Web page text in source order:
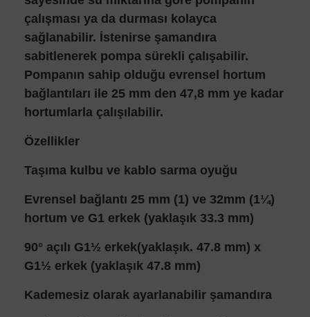
çalışması ya da durması kolayca
sağlanabilir. İstenirse şamandıra
sabitlenerek pompa sürekli çalışabilir.
Pompanın sahip olduğu evrensel hortum
bağlantıları ile 25 mm den 47,8 mm ye kadar
hortumlarla çalışılabilir.
Özellikler
Taşıma kulbu ve kablo sarma oyuğu
Evrensel bağlantı 25 mm (1) ve 32mm (1¼)
hortum ve G1 erkek (yaklaşık 33.3 mm)
90° açılı G1½ erkek(yaklaşık. 47.8 mm) x
G1½ erkek (yaklaşık 47.8 mm)
Kademesiz olarak ayarlanabilir şamandıra